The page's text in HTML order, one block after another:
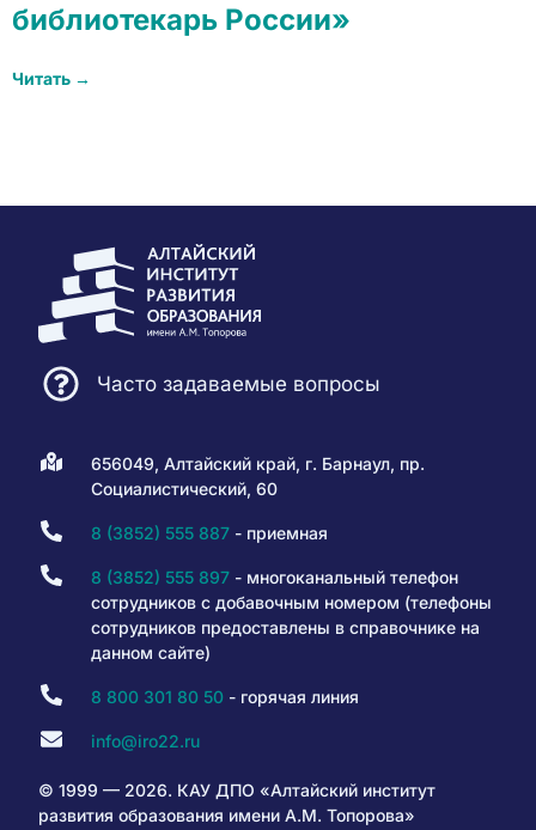
библиотекарь России»
Читать →
Часто задаваемые вопросы
656049, Алтайский край, г. Барнаул, пр.
Социалистический, 60
8 (3852) 555 887- приемная
8 (3852) 555 897- многоканальный телефон
сотрудников с добавочным номером (телефоны
сотрудников предоставлены в справочнике на
данном сайте)
8 800 301 80 50- горячая линия
info@iro22.ru
© 1999 — 2026. КАУ ДПО «Алтайский институт
развития образования имени А.М. Топорова»